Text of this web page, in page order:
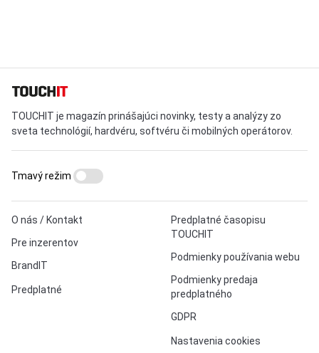
TOUCHIT je magazín prinášajúci novinky, testy a analýzy zo
sveta technológií, hardvéru, softvéru či mobilných operátorov.
O nás / Kontakt
Pre inzerentov
BrandIT
Predplatné
Predplatné časopisu
TOUCHIT
Podmienky používania webu
Podmienky predaja
predplatného
GDPR
Nastavenia cookies
Tmavý režim